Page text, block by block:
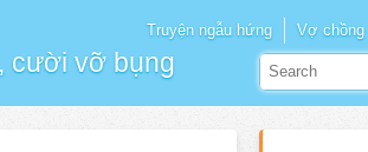
cười vỡ bụng
Truyện ngẫu hứng Vợ chồng